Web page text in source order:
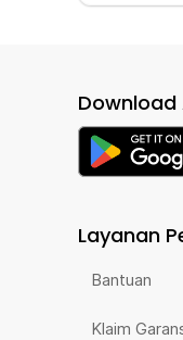
Layanan
Bantuan
Klaim